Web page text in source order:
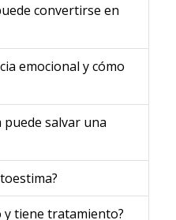
convertirse en
emocional y cómo
salvar una
y tiene tratamiento?